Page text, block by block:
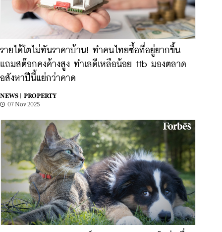
รายได้โตไม่ทันราคาบ้าน! ทำคนไทยซื้อที่อยู่ยากขึ้น
แถมสต๊อกคงค้างสูง ทำเลดีเหลือน้อย ttb มองตลาด
อสังหาปีนี้แย่กว่าคาด
NEWS |
PROPERTY
07 Nov 2025